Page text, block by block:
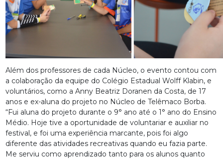
Além dos professores de cada Núcleo, o evento contou com
a colaboração da equipe do Colégio Estadual Wolff Klabin, e
voluntários, como a Anny Beatriz Doranen da Costa, de 17
anos e ex-aluna do projeto no Núcleo de Telêmaco Borba.
“Fui aluna do projeto durante o 9° ano até o 1° ano do Ensino
Médio. Hoje tive a oportunidade de voluntariar e auxiliar no
festival, e foi uma experiência marcante, pois foi algo
diferente das atividades recreativas quando eu fazia parte.
Me serviu como aprendizado tanto para os alunos quanto